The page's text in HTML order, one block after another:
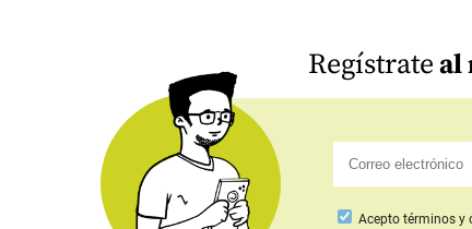
Regístrateal
Acepto términos y